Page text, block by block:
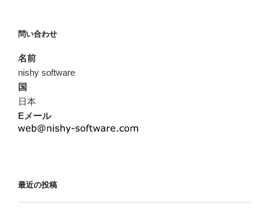
問い合わせ
名前
nishy software
国
日本
Eメール
最近の投稿